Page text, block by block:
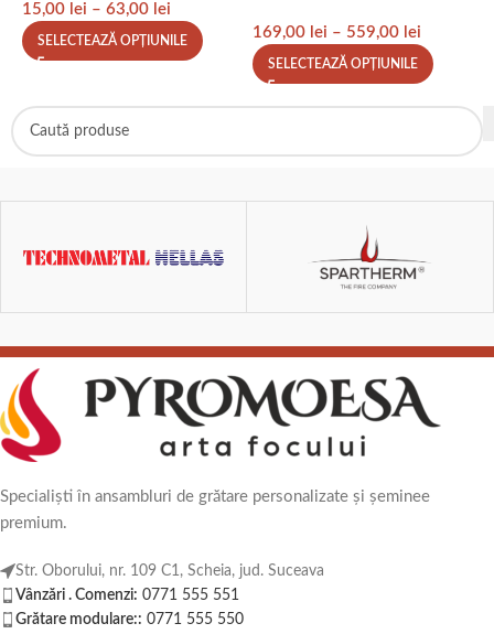
15,00 lei – 63,00 lei
SELECTEAZĂ OPȚIUNILE 169,00 lei – 559,00 lei
SELECTEAZĂ OPȚIUNILE
Specialiști în ansambluri de grătare personalizate și șeminee
premium.
Str. Oborului, nr. 109 C1, Scheia, jud. Suceava
Vânzări . Comenzi: 0771 555 551
Grătare modulare:: 0771 555 550